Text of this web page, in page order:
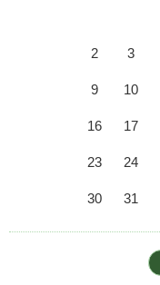
2 3
9 10
16 17
23 24
30 31